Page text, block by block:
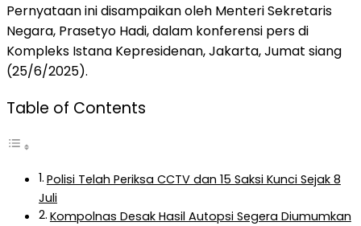
Pernyataan ini disampaikan oleh Menteri Sekretaris
Negara, Prasetyo Hadi, dalam konferensi pers di
Kompleks Istana Kepresidenan, Jakarta, Jumat siang
(25/6/2025).
Table of Contents
Polisi Telah Periksa CCTV dan 15 Saksi Kunci Sejak 8
Juli
Kompolnas Desak Hasil Autopsi Segera Diumumkan